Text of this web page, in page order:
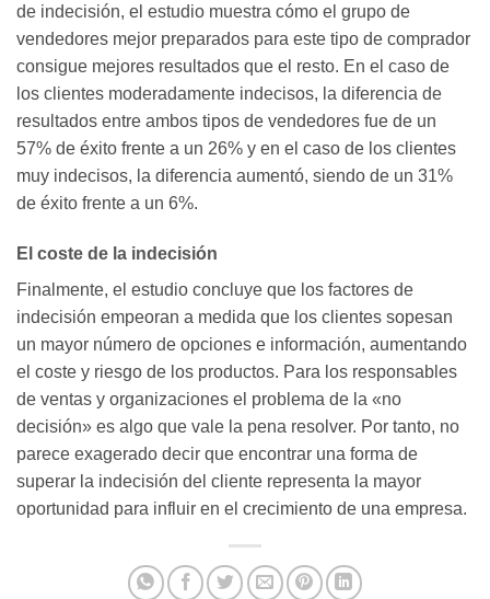
de indecisión, el estudio muestra cómo el grupo de
vendedores mejor preparados para este tipo de comprador
consigue mejores resultados que el resto. En el caso de
los clientes moderadamente indecisos, la diferencia de
resultados entre ambos tipos de vendedores fue de un
57% de éxito frente a un 26% y en el caso de los clientes
muy indecisos, la diferencia aumentó, siendo de un 31%
de éxito frente a un 6%.
El coste de la indecisión
Finalmente, el estudio concluye que los factores de
indecisión empeoran a medida que los clientes sopesan
un mayor número de opciones e información, aumentando
el coste y riesgo de los productos. Para los responsables
de ventas y organizaciones el problema de la «no
decisión» es algo que vale la pena resolver. Por tanto, no
parece exagerado decir que encontrar una forma de
superar la indecisión del cliente representa la mayor
oportunidad para influir en el crecimiento de una empresa.